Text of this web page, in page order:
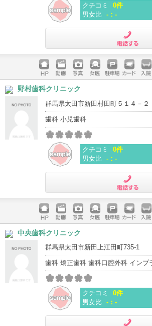
クチコミ
0件
男女比 -：-
ホームペ
ージ
動画 写真 女医 駐車場
クレジッ
入院
野村歯科クリニック
群馬県太田市新田村田町５１４－２
歯科 小児歯科
クチコミ
0件
男女比 -：-
ホームペ
ージ
動画 写真 女医 駐車場
クレジッ
入院
中央歯科クリニック
群馬県太田市新田上江田町735-1
歯科 矯正歯科 歯科口腔外科 インプ
クチコミ
0件
男女比 -：-